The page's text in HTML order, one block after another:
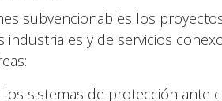
subvencionables los
industriales y de servicios
los sistemas de protección ante